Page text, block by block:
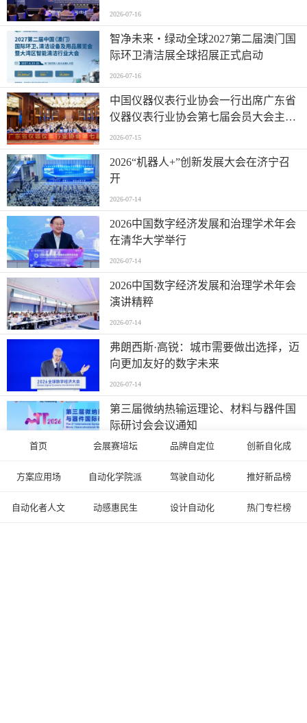
2026-07-16
智净未来・绿动全球2027第二届澳门国
际环卫清洁展全球招展正式启动
2026-07-16
中国仪器仪表行业协会一行出席广东省
仪器仪表行业协会第七届会员大会主题
活动并进行走访交流
2026-07-15
2026“机器人+”创新发展大会在济宁召
开
2026-07-14
2026中国数字经济发展和治理学术年会
在清华大学举行
2026-07-14
2026中国数字经济发展和治理学术年会
演讲精粹
2026-07-14
弗朗西斯·高锐：城市需要做出选择，迈
向更加友好的数字未来
2026-07-14
第三届微纳热输运理论、材料与器件国
际研讨会会议通知
2026-07-14
栉风沐雨十六载 匠心保障再起航 ——
2026-07-13
首页 会展赛培坛 品牌自定位 创新自化成
方案应用场 自动化学院派 驾驶自动化 推好新品榜
自动化者人文 动感惠民生 设计自动化 热门专栏榜